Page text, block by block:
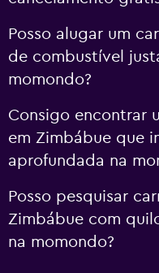
Posso alugar um
de combustível
momondo?
Consigo encontrar
em Zimbábue que
aprofundada na
Posso pesquisar
Zimbábue com
na momondo?